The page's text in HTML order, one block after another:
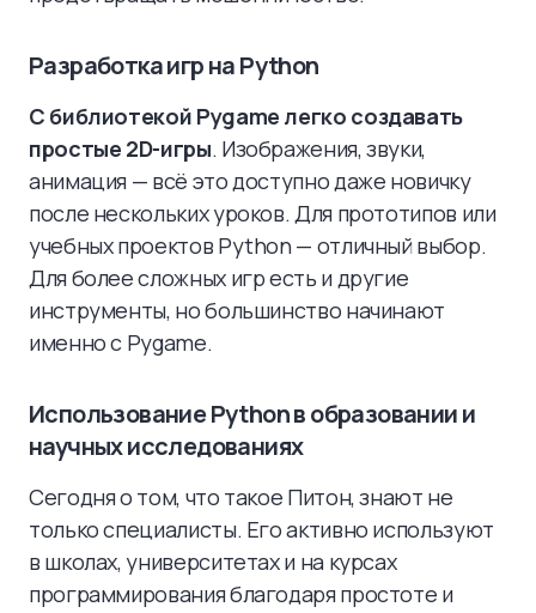
Разработка игр на Python
С библиотекой Pygame легко создавать
простые 2D-игры. Изображения, звуки,
анимация — всё это доступно даже новичку
после нескольких уроков. Для прототипов или
учебных проектов Python — отличный выбор.
Для более сложных игр есть и другие
инструменты, но большинство начинают
именно с Pygame.
Использование Python в образовании и
научных исследованиях
Сегодня о том, что такое Питон, знают не
только специалисты. Его активно используют
в школах, университетах и на курсах
программирования благодаря простоте и